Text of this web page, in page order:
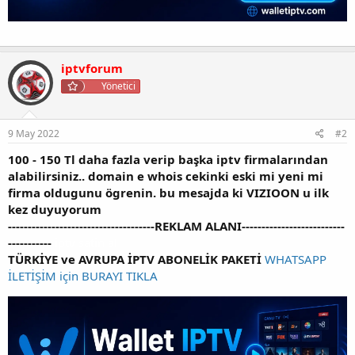
iptvforum
Yönetici
9 May 2022 #2
100 - 150 Tl daha fazla verip başka iptv firmalarından
alabilirsiniz.. domain e whois cekinki eski mi yeni mi
firma oldugunu ögrenin. bu mesajda ki VIZIOON u ilk
kez duyuyorum
-------------------------------------REKLAM ALANI--------------------------
-----------
TÜRKİYE ve AVRUPA İPTV ABONELİK PAKETİ WHATSAPP
İLETİŞİM için BURAYI TIKLA